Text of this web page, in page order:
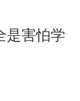
害怕学